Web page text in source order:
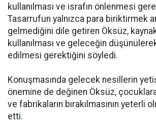
kullanılması ve israfın önlenmesi
Tasarrufun yalnızca para biriktirmek
gelmediğini dile getiren Öksüz,
kullanılması ve geleceğin
edilmesi gerektiğini söyledi.
Konuşmasında gelecek nesillerin
önemine de değinen Öksüz,
ve fabrikaların bırakılmasının yeterli
etti.